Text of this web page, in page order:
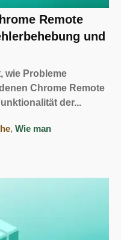
Remote
und
wie Probleme
Chrome Remote
der...
, Wie man